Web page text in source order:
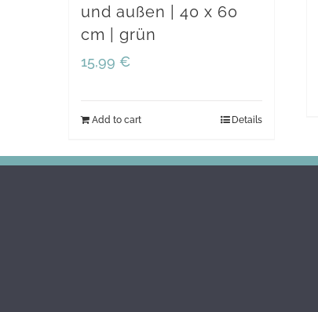
und außen | 40 x 60
cm | grün
15,99 €
Add to cart Details